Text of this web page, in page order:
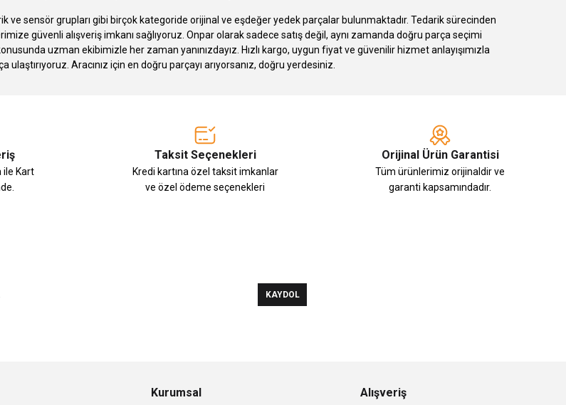
Gönder
sensör grupları gibi birçok kategoride orijinal ve eşdeğer yedek parçalar bulunmaktadır. Tedarik sürecinden
güvenli alışveriş imkanı sağlıyoruz. Onpar olarak sadece satış değil, aynı zamanda doğru parça seçimi
uzman ekibimizle her zaman yanınızdayız. Hızlı kargo, uygun fiyat ve güvenilir hizmet anlayışımızla
ulaştırıyoruz. Aracınız için en doğru parçayı arıyorsanız, doğru yerdesiniz.
ile Kart
Taksit Seçenekleri
Kredi kartına özel taksit imkanlar
ve özel ödeme seçenekleri
Orijinal Ürün Garantisi
Tüm ürünlerimiz orijinaldir ve
garanti kapsamındadır.
KAYDOL
Kurumsal Alışveriş